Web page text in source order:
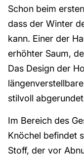
Schon beim
dass der Winter
kann. Einer der
erhöhter Saum,
Das Design der
stilvoll
Im Bereich des
Knöchel befindet
Stoff, der vor